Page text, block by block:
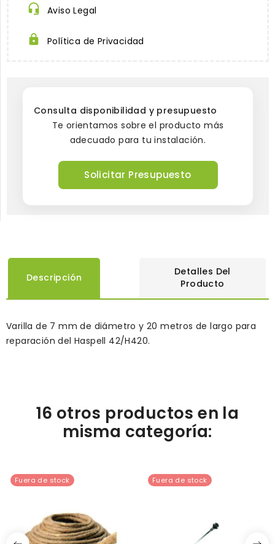
Aviso Legal
Política de Privacidad
Consulta disponibilidad y presupuesto
Te orientamos sobre el producto más
adecuado para tu instalación.
Solicitar Presupuesto
Descripción
Detalles Del
Producto
Varilla de 7 mm de diámetro y 20 metros de largo para
reparación del Haspell 42/H420.
16 otros productos en la
misma categoría:
Fuera de stock Fuera de stock